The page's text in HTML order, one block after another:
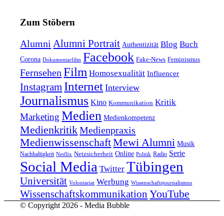
Zum Stöbern
Alumni Alumni Portrait Authentizität Blog Buch
Corona Dokumentarfilm Facebook Fake-News Feminismus
Fernsehen Film Homosexualität Influencer
Instagram Internet Interview
Journalismus Kino Kommunikation Kritik
Marketing Medien Medienkompetenz
Medienkritik Medienpraxis
MedienwissenschaftMewi Alumni Musik
Nachhaltigkeit Netflix Netzsicherheit Online Politik Radio Serie
Social Media Twitter Tübingen
Universität Volontariat Werbung Wissenschaftsjournalismus
Wissenschaftskommunikation YouTube
© Copyright 2026 - Media Bubble